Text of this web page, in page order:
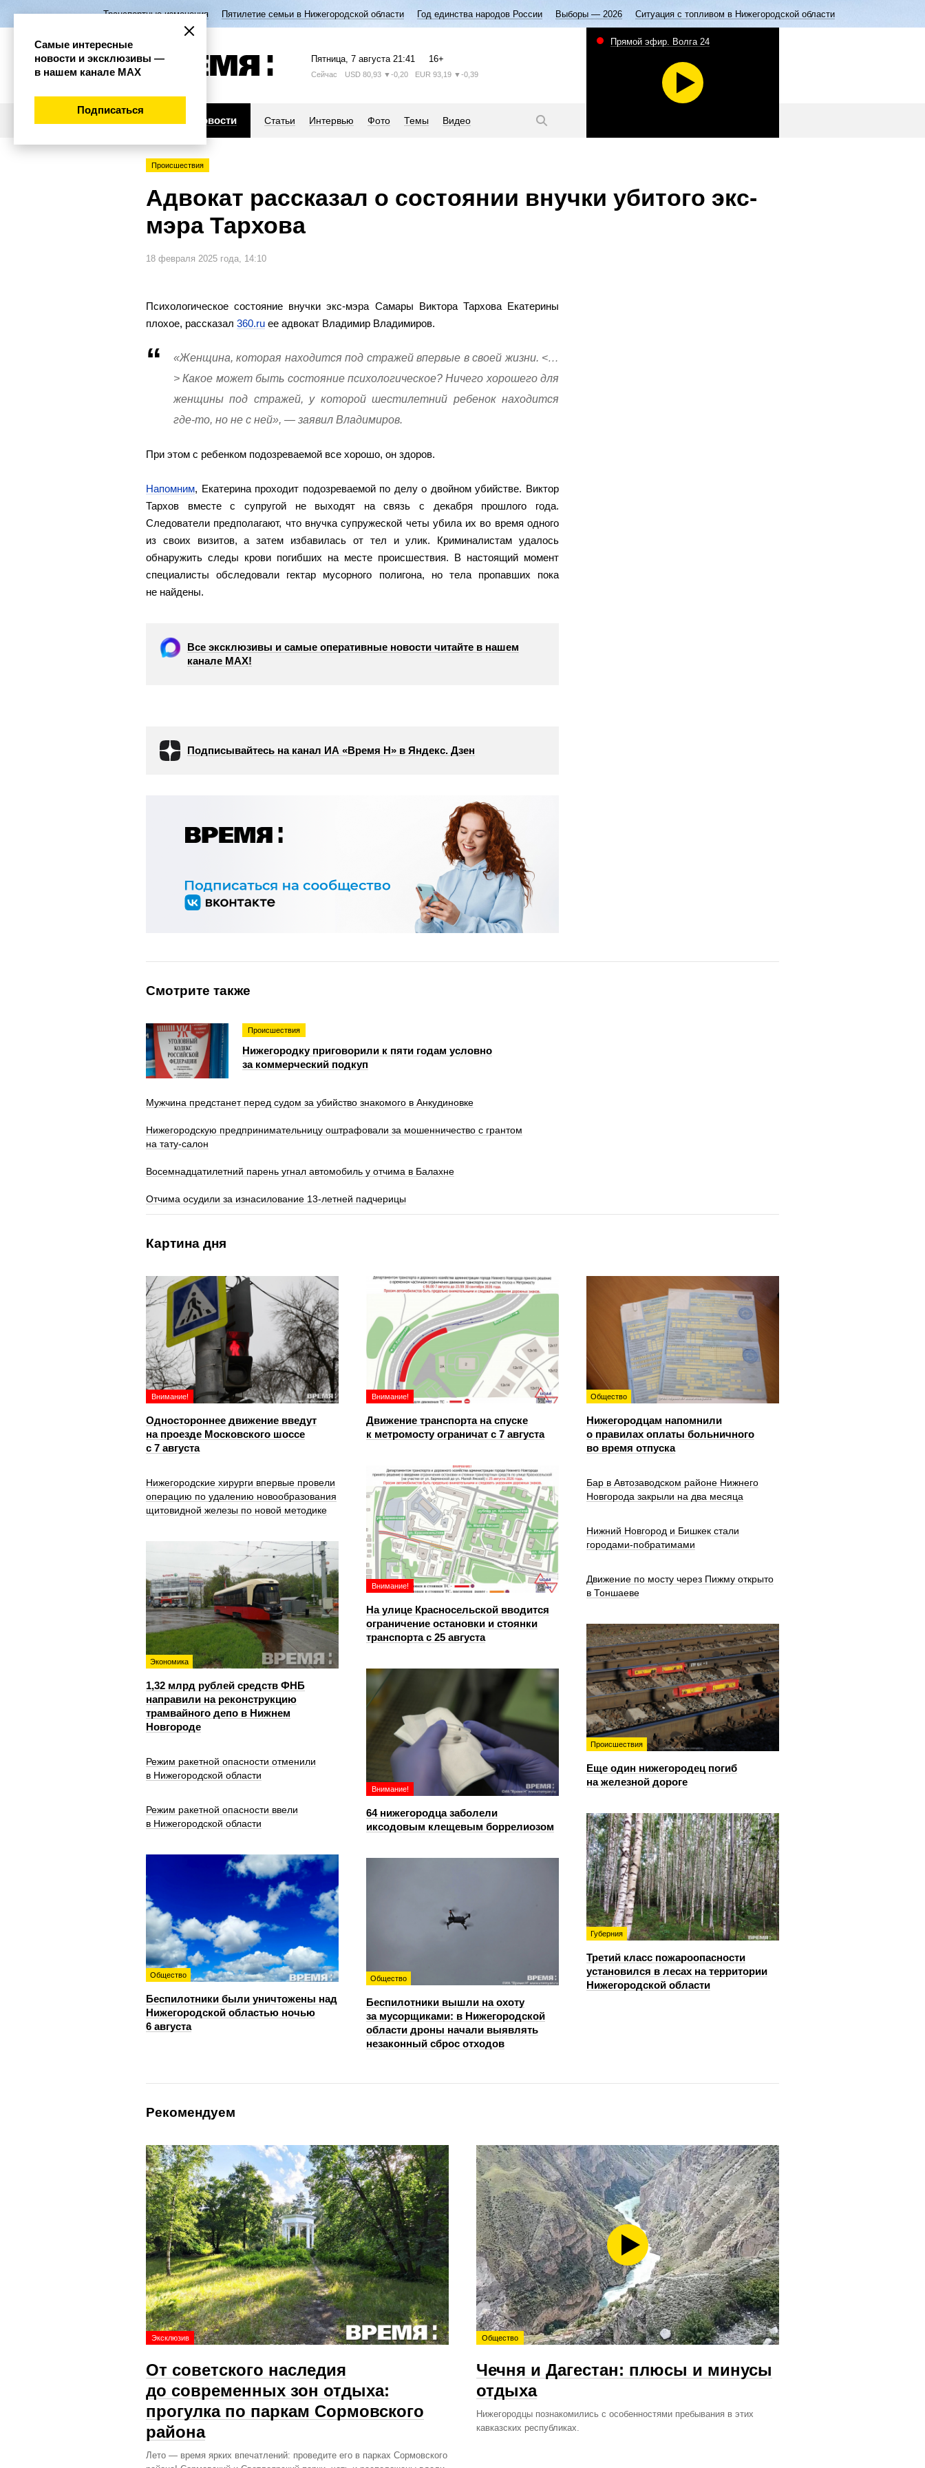
Транспортные изменения Пятилетие семьи в Нижегородской области Год единства народов России Выборы — 2026 Ситуация с топливом в Нижегородской области
Пятница, 7 августа 21:41 16+
Сейчас USD 80,93 ▼-0,20 EUR 93,19 ▼-0,39
Новости Статьи Интервью Фото Темы Видео
Прямой эфир. Волга 24
Происшествия
Адвокат рассказал о состоянии внучки убитого экс-
мэра Тархова
18 февраля 2025 года, 14:10
Психологическое состояние внучки экс-мэра Самары Виктора Тархова Екатерины
плохое, рассказал 360.ru ее адвокат Владимир Владимиров.
«Женщина, которая находится под стражей впервые в своей жизни. <…
> Какое может быть состояние психологическое? Ничего хорошего для
женщины под стражей, у которой шестилетний ребенок находится
где-то, но не с ней», — заявил Владимиров.
При этом с ребенком подозреваемой все хорошо, он здоров.
Напомним, Екатерина проходит подозреваемой по делу о двойном убийстве. Виктор
Тархов вместе с супругой не выходят на связь с декабря прошлого года.
Следователи предполагают, что внучка супружеской четы убила их во время одного
из своих визитов, а затем избавилась от тел и улик. Криминалистам удалось
обнаружить следы крови погибших на месте происшествия. В настоящий момент
специалисты обследовали гектар мусорного полигона, но тела пропавших пока
не найдены.
Все эксклюзивы и самые оперативные новости читайте в нашем
канале МАХ!
Подписывайтесь на канал ИА «Время Н» в Яндекс. Дзен
Смотрите также
Происшествия
Нижегородку приговорили к пяти годам условно
за коммерческий подкуп
Мужчина предстанет перед судом за убийство знакомого в Анкудиновке
Нижегородскую предпринимательницу оштрафовали за мошенничество с грантом
на тату-салон
Восемнадцатилетний парень угнал автомобиль у отчима в Балахне
Отчима осудили за изнасилование 13-летней падчерицы
Картина дня
Внимание!
Одностороннее движение введут
на проезде Московского шоссе
с 7 августа
Внимание!
Движение транспорта на спуске
к метромосту ограничат с 7 августа
Общество
Нижегородцам напомнили
о правилах оплаты больничного
во время отпуска
Внимание!
На улице Красносельской вводится
ограничение остановки и стоянки
транспорта с 25 августа
Нижегородские хирурги впервые провели
операцию по удалению новообразования
щитовидной железы по новой методике
Бар в Автозаводском районе Нижнего
Новгорода закрыли на два месяца
Нижний Новгород и Бишкек стали
городами-побратимами
Экономика
1,32 млрд рублей средств ФНБ
направили на реконструкцию
трамвайного депо в Нижнем
Новгороде
Движение по мосту через Пижму открыто
в Тоншаеве
Происшествия
Еще один нижегородец погиб
на железной дороге
Внимание!
64 нижегородца заболели
иксодовым клещевым боррелиозом
Режим ракетной опасности отменили
в Нижегородской области
Режим ракетной опасности ввели
в Нижегородской области
Губерния
Третий класс пожароопасности
установился в лесах на территории
Нижегородской области
Общество
Беспилотники были уничтожены над
Нижегородской областью ночью
6 августа
Общество
Беспилотники вышли на охоту
за мусорщиками: в Нижегородской
области дроны начали выявлять
незаконный сброс отходов
Рекомендуем
Эксклюзив
От советского наследия
до современных зон отдыха:
прогулка по паркам Сормовского
района
Лето — время ярких впечатлений: проведите его в парках Сормовского
Общество
Чечня и Дагестан: плюсы и минусы
отдыха
Нижегородцы познакомились с особенностями пребывания в этих
кавказских республиках.
Самые интересные
новости и эксклюзивы —
в нашем канале МАХ
Подписаться